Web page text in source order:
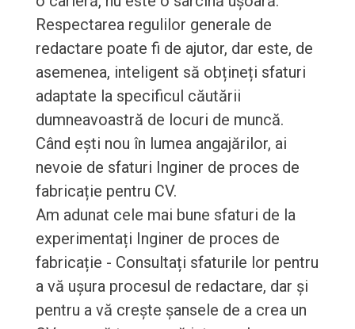
Respectarea regulilor generale de
redactare poate fi de ajutor, dar este, de
asemenea, inteligent să obțineți sfaturi
adaptate la specificul căutării
dumneavoastră de locuri de muncă.
Când ești nou în lumea angajărilor, ai
nevoie de sfaturi Inginer de proces de
fabricație pentru CV.
Am adunat cele mai bune sfaturi de la
experimentați Inginer de proces de
fabricație - Consultați sfaturile lor pentru
a vă ușura procesul de redactare, dar și
pentru a vă crește șansele de a crea un